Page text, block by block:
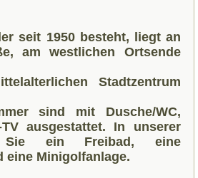
seit 1950 besteht, liegt an
am westlichen Ortsende
Stadtzentrum
sind mit Dusche/WC,
ausgestattet. In unserer
ein Freibad, eine
eine Minigolfanlage.